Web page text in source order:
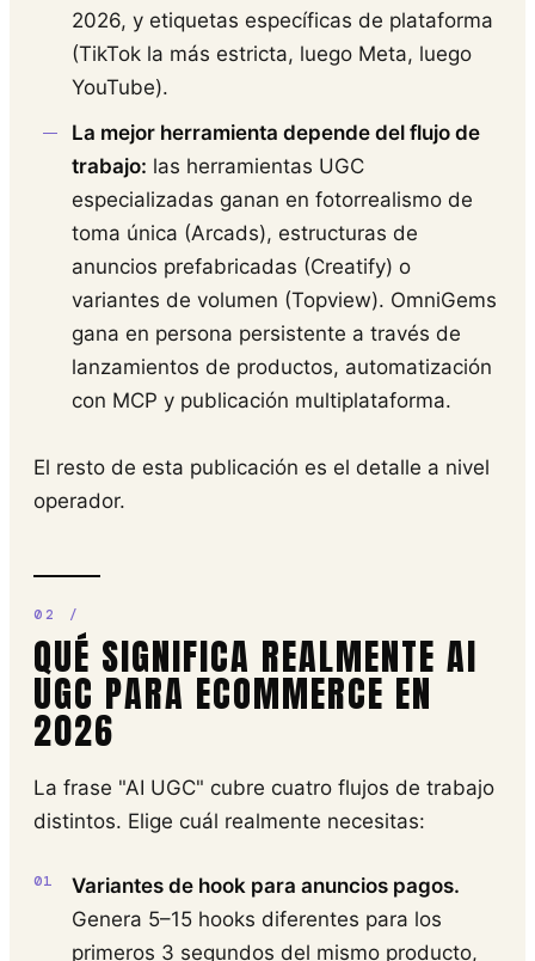
2026, y etiquetas específicas de plataforma
(TikTok la más estricta, luego Meta, luego
YouTube).
La mejor herramienta depende del flujo de
trabajo: las herramientas UGC
especializadas ganan en fotorrealismo de
toma única (Arcads), estructuras de
anuncios prefabricadas (Creatify) o
variantes de volumen (Topview). OmniGems
gana en persona persistente a través de
lanzamientos de productos, automatización
con MCP y publicación multiplataforma.
El resto de esta publicación es el detalle a nivel
operador.
QUÉ SIGNIFICA REALMENTE AI
UGC PARA ECOMMERCE EN
2026
La frase "AI UGC" cubre cuatro flujos de trabajo
distintos. Elige cuál realmente necesitas:
Variantes de hook para anuncios pagos.
Genera 5–15 hooks diferentes para los
primeros 3 segundos del mismo producto,